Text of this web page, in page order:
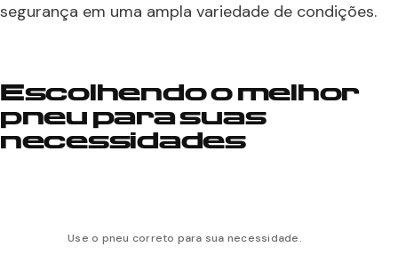
segurança em uma ampla variedade de condições.
Escolhendo o melhor
pneu para suas
necessidades
Use o pneu correto para sua necessidade.